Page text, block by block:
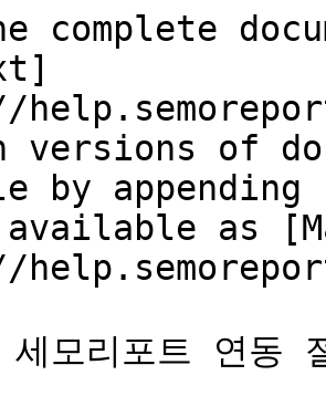
complete
versions of
by
as
모리포트 연동